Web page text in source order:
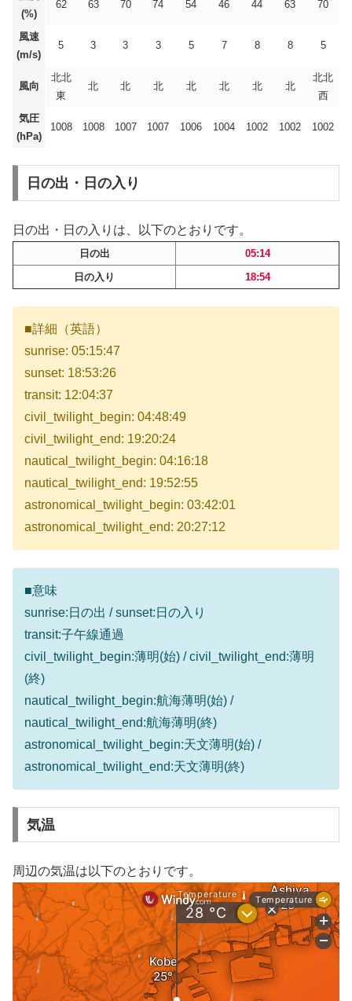
(%)
62 63 70 74 54 46 44 63 70
風速
(m/s)
5 3 3 3 5 7 8 8 5
風向
北北
東
北 北 北 北 北 北 北
北北
西
気圧
(hPa)
1008 1008 1007 1007 1006 1004 1002 1002 1002
日の出・日の入り
日の出・日の入りは、以下のとおりです。
日の出
05:14
日の入り
18:54
■詳細（英語）
sunrise: 05:15:47
sunset: 18:53:26
transit: 12:04:37
civil_twilight_begin: 04:48:49
civil_twilight_end: 19:20:24
nautical_twilight_begin: 04:16:18
nautical_twilight_end: 19:52:55
astronomical_twilight_begin: 03:42:01
astronomical_twilight_end: 20:27:12
■意味
sunrise:日の出 / sunset:日の入り
transit:子午線通過
civil_twilight_begin:薄明(始) / civil_twilight_end:薄明
(終)
nautical_twilight_begin:航海薄明(始) /
nautical_twilight_end:航海薄明(終)
astronomical_twilight_begin:天文薄明(始) /
astronomical_twilight_end:天文薄明(終)
気温
周辺の気温は以下のとおりです。